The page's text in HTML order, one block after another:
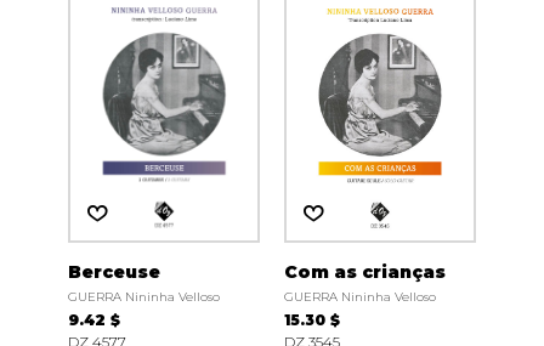
Berceuse
GUERRA Nininha Velloso
9.42 $
DZ 4577
Com as crianças
GUERRA Nininha Velloso
15.30 $
DZ 3545